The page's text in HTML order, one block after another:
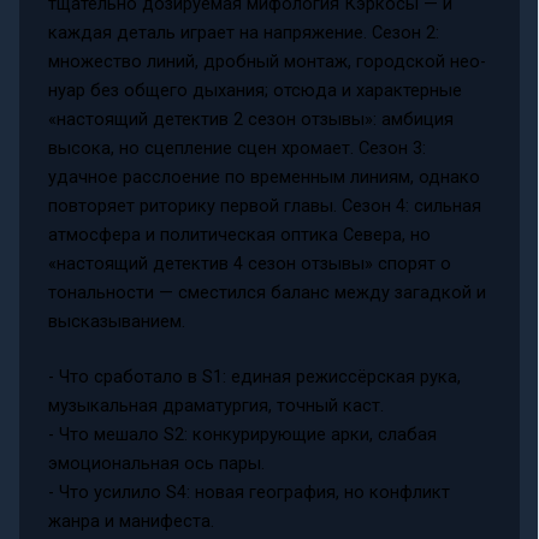
каждая деталь играет на напряжение. Сезон 2:
множество линий, дробный монтаж, городской нео-
нуар без общего дыхания; отсюда и характерные
«настоящий детектив 2 сезон отзывы»: амбиция
высока, но сцепление сцен хромает. Сезон 3:
удачное расслоение по временным линиям, однако
повторяет риторику первой главы. Сезон 4: сильная
атмосфера и политическая оптика Севера, но
«настоящий детектив 4 сезон отзывы» спорят о
тональности — сместился баланс между загадкой и
высказыванием.
- Что сработало в S1: единая режиссёрская рука,
музыкальная драматургия, точный каст.
- Что мешало S2: конкурирующие арки, слабая
эмоциональная ось пары.
- Что усилило S4: новая география, но конфликт
жанра и манифеста.